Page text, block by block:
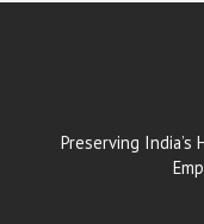
Preserving India’s